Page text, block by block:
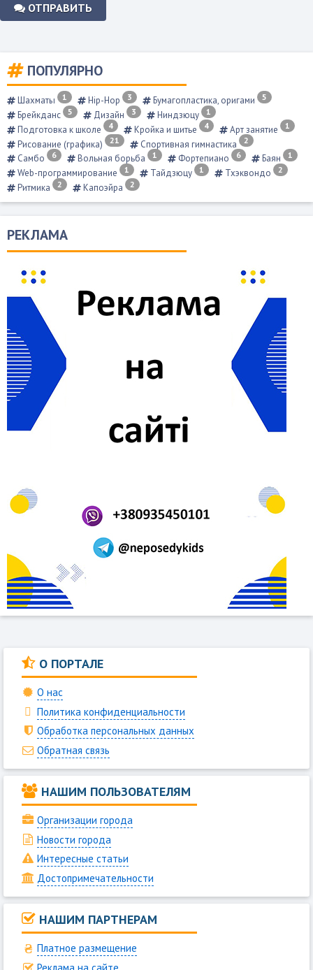
ПОПУЛЯРНО
Шахматы 1 Hip-Hop 3 Бумагопластика, оригами 5
Брейкданс 5 Дизайн 3 Ниндзюцу 1
Подготовка к школе 4 Кройка и шитье 4 Арт занятие 1
Рисование (графика) 21 Спортивная гимнастика 2
Самбо 6 Вольная борьба 1 Фортепиано 6 Баян 1
Web-программирование 1 Тайдзюцу 1 Тхэквондо 2
Ритмика 2 Капоэйра 2
РЕКЛАМА
ОТПРАВИТЬ
О ПОРТАЛЕ
О нас
Политика конфиденциальности
Обработка персональных данных
Обратная связь
НАШИМ ПОЛЬЗОВАТЕЛЯМ
Организации города
Новости города
Интересные статьи
Достопримечательности
НАШИМ ПАРТНЕРАМ
Платное размещение